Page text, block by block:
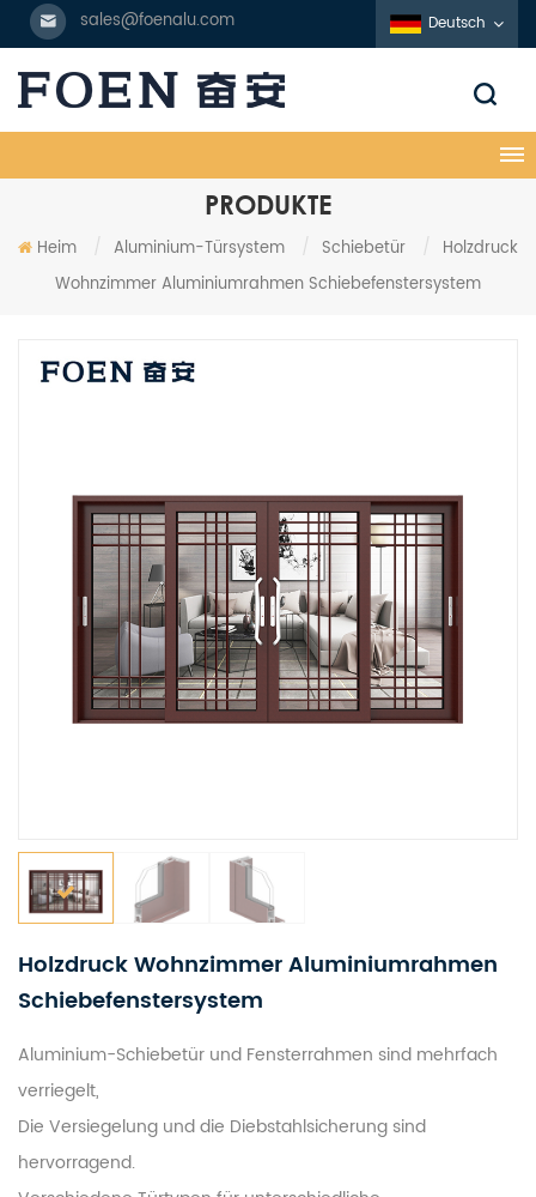
sales@foenalu.com Deutsch
PRODUKTE
Heim / Aluminium-Türsystem / Schiebetür /
Holzdruck
Wohnzimmer Aluminiumrahmen Schiebefenstersystem
Holzdruck Wohnzimmer Aluminiumrahmen
Schiebefenstersystem
Aluminium-Schiebetür und Fensterrahmen sind mehrfach
verriegelt,
Die Versiegelung und die Diebstahlsicherung sind
hervorragend.